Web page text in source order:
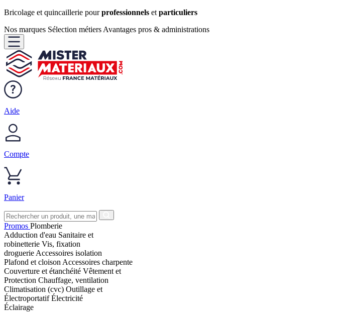
Bricolage et quincaillerie pourprofessionnels et particuliers
Nos marques Sélection métiers Avantages pros & administrations
Aide
Compte
Panier
Promos Plomberie
Adduction d'eau Sanitaire et
robinetterie Vis, fixation
droguerie Accessoires isolation
Plafond et cloison Accessoires charpente
Couverture et étanchéité Vêtement et
Protection Chauffage, ventilation
Climatisation (cvc) Outillage et
ÉlectroportatifÉlectricité
Éclairage